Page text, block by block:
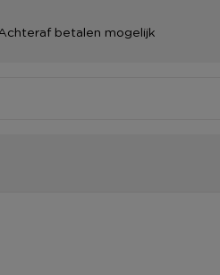
betalen mogelijk